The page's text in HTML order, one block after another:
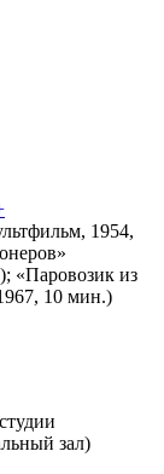
1954,
«Паровозик из
10 мин.)
зал)